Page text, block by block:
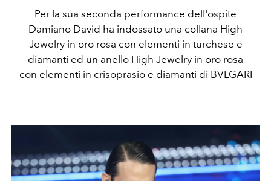
Per la sua seconda performance dell'ospite
Damiano David ha indossato una collana High
Jewelry in oro rosa con elementi in turchese e
diamanti ed un anello High Jewelry in oro rosa
con elementi in crisoprasio e diamanti di BVLGARI